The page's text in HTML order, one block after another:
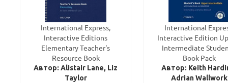
International Express,
Interactive Editions
Elementary Teacher's
Resource Book
Автор: Alistair Lane, Liz
Taylor
International
Interactive Edition
Intermediate
Book Pack
Автор: Keith
Adrian Wallwork